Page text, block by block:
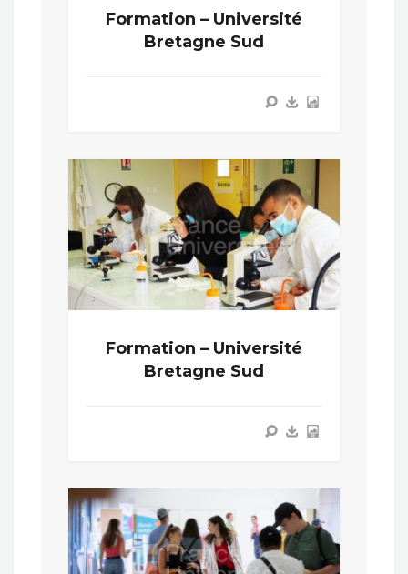
Formation – Université
Bretagne Sud
Formation – Université
Bretagne Sud